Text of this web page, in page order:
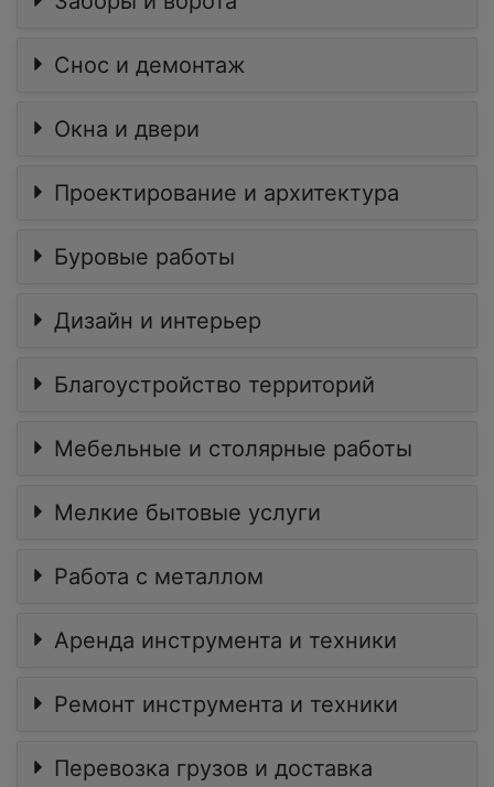
Снос и демонтаж
Окна и двери
Проектирование и архитектура
Буровые работы
Дизайн и интерьер
Благоустройство территорий
Мебельные и столярные работы
Мелкие бытовые услуги
Работа с металлом
Аренда инструмента и техники
Ремонт инструмента и техники
Перевозка грузов и доставка